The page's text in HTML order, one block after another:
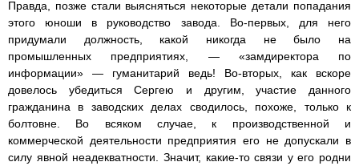
Правда, позже стали выясняться некоторые детали попадания
этого юноши в руководство завода. Во-первых, для него
придумали должность, какой никогда не было на
промышленных предприятиях, — «замдиректора по
информации» — гуманитарий ведь! Во-вторых, как вскоре
довелось убедиться Сергею и другим, участие данного
гражданина в заводских делах сводилось, похоже, только к
болтовне. Во всяком случае, к производственной и
коммерческой деятельности предприятия его не допускали в
силу явной неадекватности. Значит, какие-то связи у его родни